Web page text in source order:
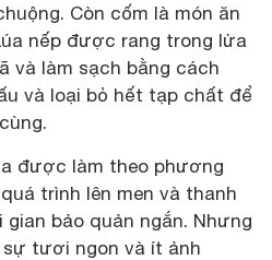
Còn cốm là món ăn
nếp được rang trong lửa
và làm sạch bằng cách
và loại bỏ hết tạp chất để
được làm theo phương
trình lên men và thanh
bảo quản ngắn. Nhưng
tươi ngon và ít ảnh